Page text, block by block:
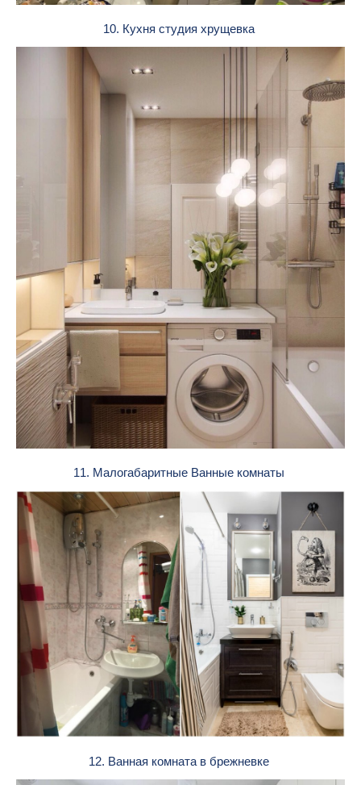
10. Кухня студия хрущевка
11. Малогабаритные Ванные комнаты
12. Ванная комната в брежневке